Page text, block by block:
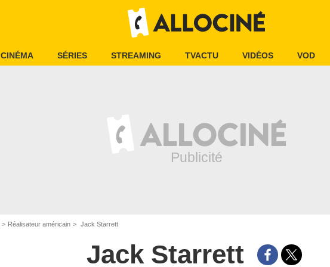
CINÉMA SÉRIES STREAMING TVACTU VIDÉOS VOD
Réalisateur américain Jack Starrett
Jack Starrett